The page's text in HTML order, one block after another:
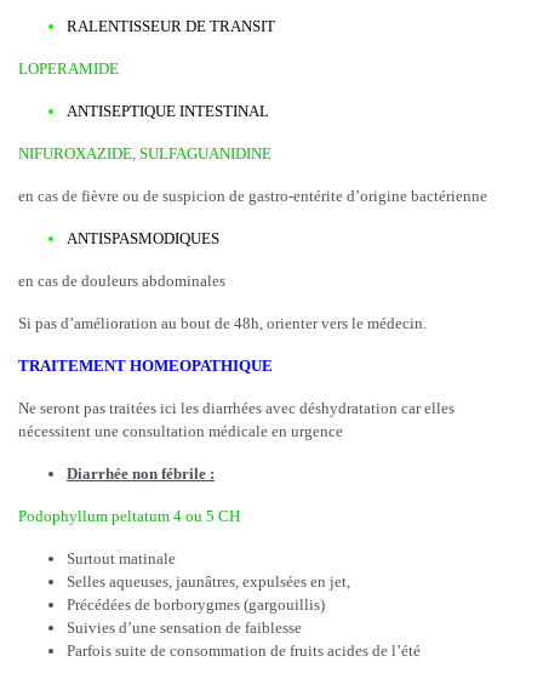
RALENTISSEUR DE TRANSIT
LOPERAMIDE
ANTISEPTIQUE INTESTINAL
NIFUROXAZIDE, SULFAGUANIDINE
en cas de fièvre ou de suspicion de gastro-entérite d’origine bactérienne
ANTISPASMODIQUES
en cas de douleurs abdominales
Si pas d’amélioration au bout de 48h, orienter vers le médecin.
TRAITEMENT HOMEOPATHIQUE
Ne seront pas traitées ici les diarrhées avec déshydratation car elles
nécessitent une consultation médicale en urgence
Diarrhée non fébrile :
Podophyllum peltatum 4 ou 5 CH
Surtout matinale
Selles aqueuses, jaunâtres, expulsées en jet,
Précédées de borborygmes (gargouillis)
Suivies d’une sensation de faiblesse
Parfois suite de consommation de fruits acides de l’été